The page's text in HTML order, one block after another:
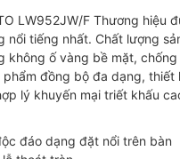
LW952JW/F Thương hiệu
nổi tiếng nhất. Chất lượng
không ố vàng bề mặt,
phẩm đồng bộ đa dạng, thiết
lý khuyến mại triết khấu
đáo dạng đặt nổi trên bàn